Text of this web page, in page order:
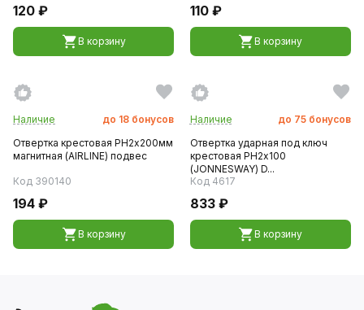
120 ₽
В корзину
110 ₽
В корзину
Наличие до 18 бонусов
Отвертка крестовая PH2х200мм
магнитная (AIRLINE) подвес
Код 390140
194 ₽
В корзину
Наличие до 75 бонусов
Отвертка ударная под ключ
крестовая PH2х100
(JONNESWAY) D...
Код 4617
833 ₽
В корзину